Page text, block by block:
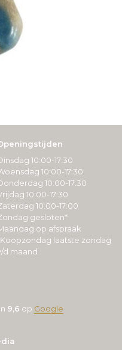
10:00-17:30
10:00-17:30
10:00-17:30
10:00-17:30
10:00-17:00
gesloten*
op afspraak
laatste zondag
d maand
9,6 op Google